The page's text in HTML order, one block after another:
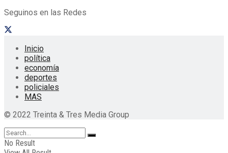
Seguinos en las Redes
Inicio
política
economía
deportes
policiales
MAS
© 2022 Treinta & Tres Media Group
No Result